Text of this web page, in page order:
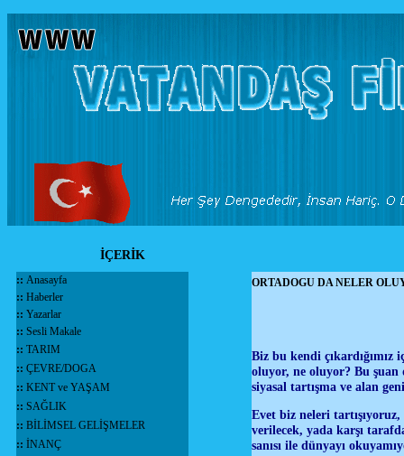
İÇERİK
:: Anasayfa
:: Haberler
:: Yazarlar
:: Sesli Makale
:: TARIM
:: ÇEVRE/DOGA
:: KENT ve YAŞAM
:: SAĞLIK
:: BİLİMSEL GELİŞMELER
:: İNANÇ
ORTADOGU DA NELER
Biz bu kendi çıkardığımız
oluyor, ne oluyor? Bu şuan
siyasal tartışma ve alan
Evet biz neleri
verilecek, yada karşı
sanısı ile dünyayı